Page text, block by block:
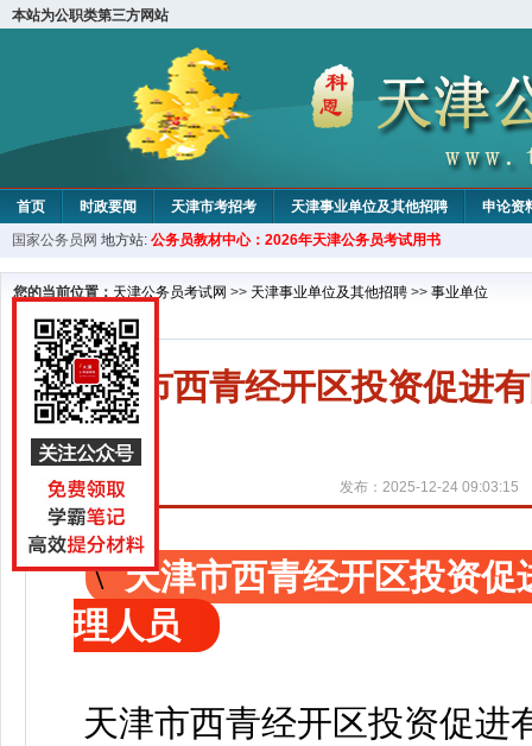
本站为公职类第三方网站
首页 时政要闻 天津市考招考 天津事业单位及其他招聘 申论资
教材中心
国家公务员网 地方站: 公务员教材中心：2026年天津公务员考试用书
您的当前位置： 天津公务员考试网 >> 天津事业单位及其他招聘 >> 事业单位
天津市西青经开区投资促进
发布：2025-12-24 09:03:15
天津市西青经开区投资
理人员
天津市西青经开区投资促进